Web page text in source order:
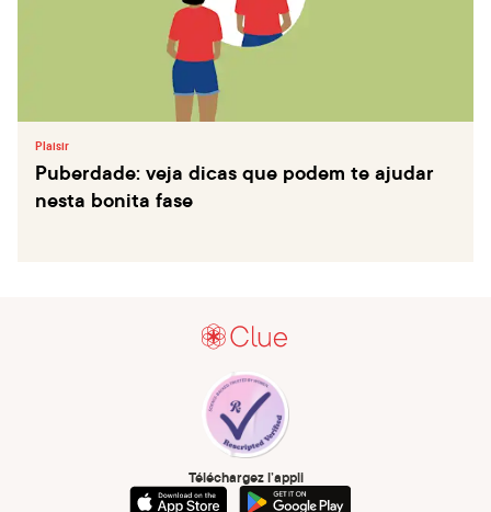
Plaisir
Puberdade: veja dicas que podem te ajudar
nesta bonita fase
Téléchargez l’appli